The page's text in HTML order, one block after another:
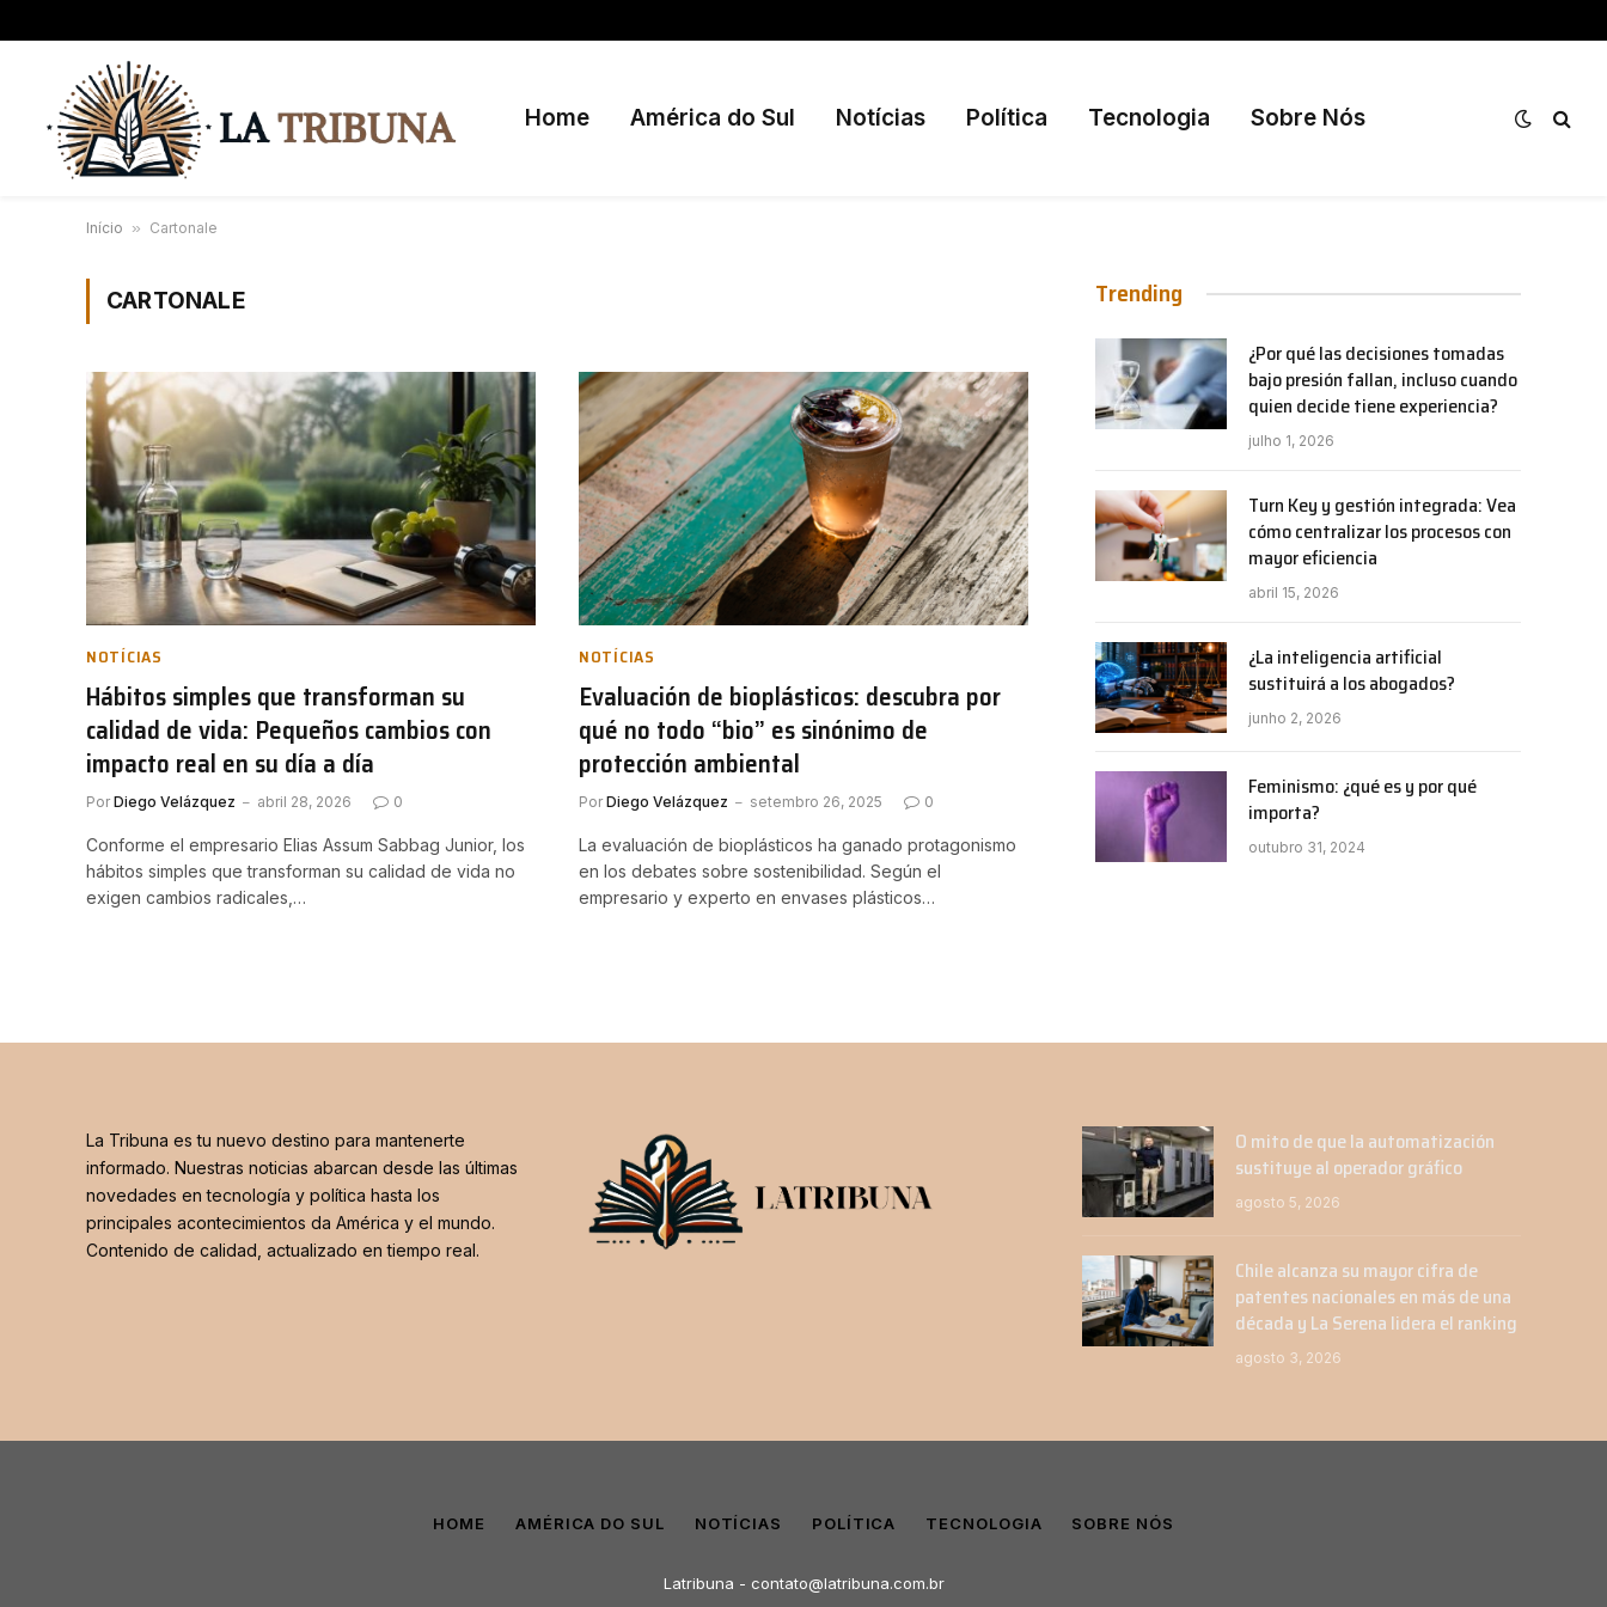
Home América do Sul Notícias Política Tecnologia Sobre Nós
Início » Cartonale
CARTONALE
NOTÍCIAS
Hábitos simples que transforman su
calidad de vida: Pequeños cambios con
impacto real en su día a día
Por Diego Velázquez abril 28, 2026 0
Conforme el empresario Elias Assum Sabbag Junior, los
hábitos simples que transforman su calidad de vida no
exigen cambios radicales,…
NOTÍCIAS
Evaluación de bioplásticos: descubra por
qué no todo “bio” es sinónimo de
protección ambiental
Por Diego Velázquez setembro 26, 2025 0
La evaluación de bioplásticos ha ganado protagonismo
en los debates sobre sostenibilidad. Según el
empresario y experto en envases plásticos…
Trending
¿Por qué las decisiones tomadas
bajo presión fallan, incluso cuando
quien decide tiene experiencia?
julho 1, 2026
Turn Key y gestión integrada: Vea
cómo centralizar los procesos con
mayor eficiencia
abril 15, 2026
¿La inteligencia artificial
sustituirá a los abogados?
junho 2, 2026
Feminismo: ¿qué es y por qué
importa?
outubro 31, 2024
La Tribuna es tu nuevo destino para mantenerte
informado. Nuestras noticias abarcan desde las últimas
novedades en tecnología y política hasta los
principales acontecimientos da América y el mundo.
Contenido de calidad, actualizado en tiempo real.
O mito de que la automatización
sustituye al operador gráfico
agosto 5, 2026
Chile alcanza su mayor cifra de
patentes nacionales en más de una
década y La Serena lidera el ranking
agosto 3, 2026
HOME AMÉRICA DO SUL NOTÍCIAS POLÍTICA TECNOLOGIA SOBRE NÓS
Latribuna - contato@latribuna.com.br